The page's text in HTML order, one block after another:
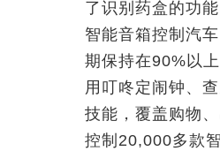
了识别药盒的功
智能音箱控制汽
期保持在90%以
用叮咚定闹钟、
技能，覆盖购物
控制20,000多款